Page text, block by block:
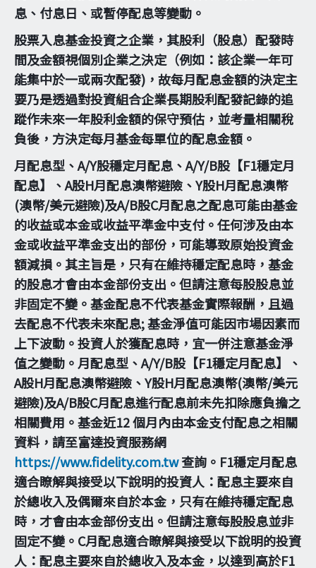
息、付息日、或暫停配息等變動。
股票入息基金投資之企業，其股利（股息）配發時
間及金額視個別企業之決定（例如：該企業一年可
能集中於一或兩次配發)，故每月配息金額的決定主
要乃是透過對投資組合企業長期股利配發記錄的追
蹤作未來一年股利金額的保守預估，並考量相關稅
負後，方決定每月基金每單位的配息金額。
月配息型、A/Y股穩定月配息、A/Y/B股【F1穩定月
配息】、A股H月配息澳幣避險、Y股H月配息澳幣
(澳幣/美元避險)及A/B股C月配息之配息可能由基金
的收益或本金或收益平準金中支付。任何涉及由本
金或收益平準金支出的部份，可能導致原始投資金
額減損。其主旨是，只有在維持穩定配息時，基金
的股息才會由本金部份支出。但請注意每股股息並
非固定不變。基金配息不代表基金實際報酬，且過
去配息不代表未來配息; 基金淨值可能因市場因素而
上下波動。投資人於獲配息時，宜一併注意基金淨
值之變動。月配息型、A/Y/B股【F1穩定月配息】、
A股H月配息澳幣避險、Y股H月配息澳幣(澳幣/美元
避險)及A/B股C月配息進行配息前未先扣除應負擔之
相關費用。基金近12 個月內由本金支付配息之相關
資料，請至富達投資服務網
https://www.fidelity.com.tw查詢。F1穩定月配息
適合瞭解與接受以下說明的投資人：配息主要來自
於總收入及偶爾來自於本金，只有在維持穩定配息
時，才會由本金部份支出。但請注意每股股息並非
固定不變。C月配息適合瞭解與接受以下說明的投資
人：配息主要來自於總收入及本金，以達到高於F1